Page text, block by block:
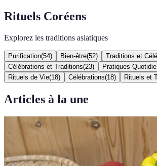
Rituels Coréens
Explorez les traditions asiatiques
Purification(54) Bien-être(52) Traditions et
Célébrations et Traditions(23) Pratiques
Rituels de Vie(18) Célébrations(18) Rituels et
Articles à la une